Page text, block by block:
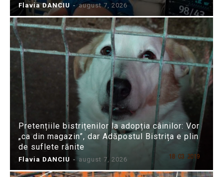
Flavia DANCIU - august 7, 2026
Pretențiile bistrițenilor la adopția câinilor: Vor
„ca din magazin”, dar Adăpostul Bistrița e plin
de suflete rănite
Flavia DANCIU - august 7, 2026